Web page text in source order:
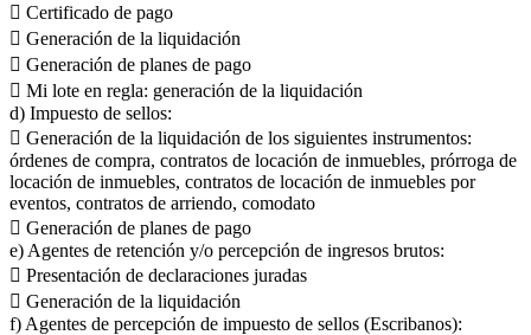
 Certificado de pago
 Generación de la liquidación
 Generación de planes de pago
 Mi lote en regla: generación de la liquidación
d) Impuesto de sellos:
 Generación de la liquidación de los siguientes instrumentos:
órdenes de compra, contratos de locación de inmuebles, prórroga de
locación de inmuebles, contratos de locación de inmuebles por
eventos, contratos de arriendo, comodato
 Generación de planes de pago
e) Agentes de retención y/o percepción de ingresos brutos:
 Presentación de declaraciones juradas
 Generación de la liquidación
f) Agentes de percepción de impuesto de sellos (Escribanos):